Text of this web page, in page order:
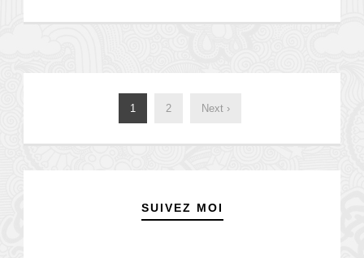
1 2 Next ›
SUIVEZ MOI